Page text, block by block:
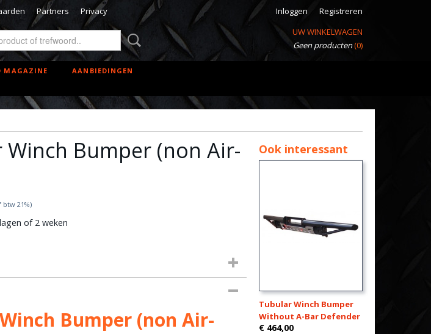
Partners Privacy Inloggen
Registreren
UW WINKELWAGEN
Geen producten(0)
MAGAZINE AANBIEDINGEN
Winch Bumper (non Air-
btw 21%)
of 2 weken
Bumper (non Air-
Ook interessant
Tubular Winch Bumper
Without A-Bar Defender
€ 464,00